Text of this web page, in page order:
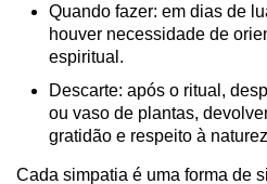
Quando fazer: em dias de
houver necessidade de
espiritual.
Descarte: após o ritual,
ou vaso de plantas,
gratidão e respeito à
Cada simpatia é uma forma de